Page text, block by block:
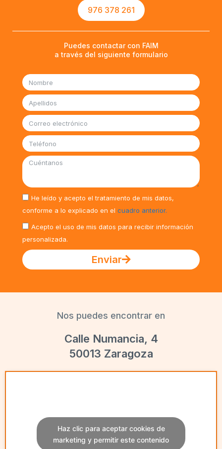
976 378 261
Puedes contactar con FAIM
a través del siguiente formulario
He leído y acepto el tratamiento de mis datos,
conforme a lo explicado en el cuadro anterior.
Acepto el uso de mis datos para recibir información
personalizada.
Enviar
Nos puedes encontrar en
Calle Numancia, 4
50013 Zaragoza
Haz clic para aceptar cookies de
marketing y permitir este contenido